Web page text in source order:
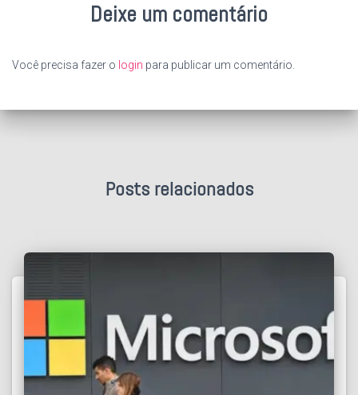
Deixe um comentário
Você precisa fazer o login para publicar um comentário.
Posts relacionados